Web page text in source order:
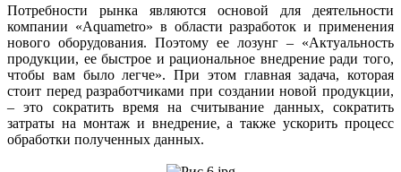
Потребности рынка являются основой для деятельности
компании «Aquametro» в области разработок и применения
нового оборудования. Поэтому ее лозунг – «Актуальность
продукции, ее быстрое и рациональное внедрение ради того,
чтобы вам было легче». При этом главная задача, которая
стоит перед разработчиками при создании новой продукции,
– это сократить время на считывание данных, сократить
затраты на монтаж и внед­рение, а также ускорить процесс
обработки полученных данных.